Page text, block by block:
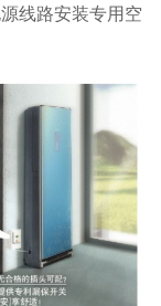
线路安装专用空